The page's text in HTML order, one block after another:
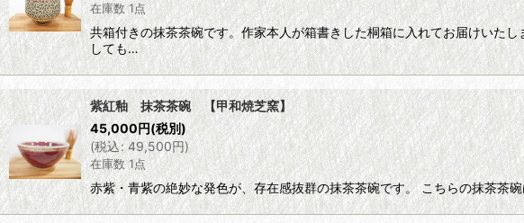
在庫数 1点
共箱付きの抹茶茶碗です。作家本人が箱書きした桐箱に入れてお届けいた
しても…
紫紅釉 抹茶茶碗 【甲和焼芝窯】
45,000円(税別)
(税込: 49,500円)
在庫数 1点
赤紫・青紫の絶妙な発色が、存在感抜群の抹茶茶碗です。 こちらの抹茶